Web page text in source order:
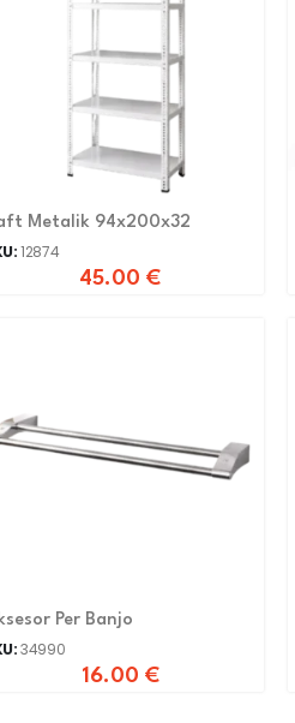
Metalik 94x200x32
12874
45.00 €
Per Banjo
34990
16.00 €